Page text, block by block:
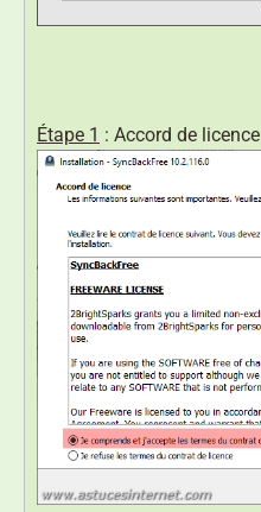
Étape 1 : Accord de licence